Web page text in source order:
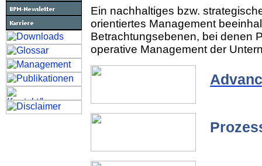
Ein nachhaltiges bzw.
orientiertes Management
Betrachtungsebenen, bei denen
operative Management der